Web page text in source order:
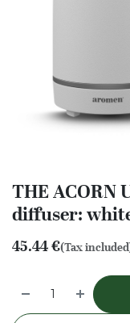
THE ACORN
diffuser:
45.44€(Tax